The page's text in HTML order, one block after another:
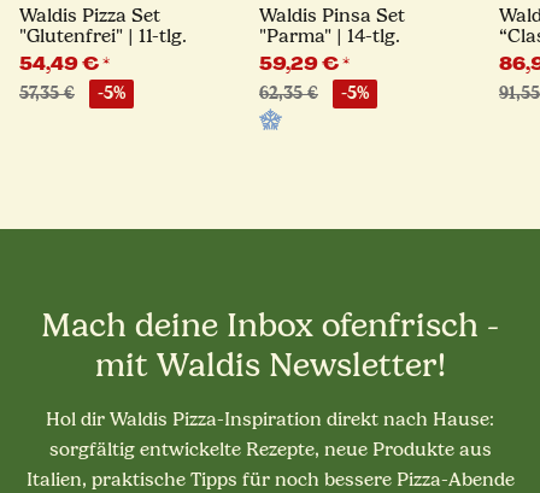
Waldis Pizza Set
"Glutenfrei" | 11-tlg.
54,49 €*
57,35 € -5%
Waldis Pinsa Set
"Parma" | 14-tlg.
59,29 €*
62,35 € -5%
Mach deine Inbox ofenfrisch -
mit Waldis Newsletter!
Hol dir Waldis Pizza-Inspiration direkt nach Hause:
sorgfältig entwickelte Rezepte, neue Produkte aus
Italien, praktische Tipps für noch bessere Pizza-Abende